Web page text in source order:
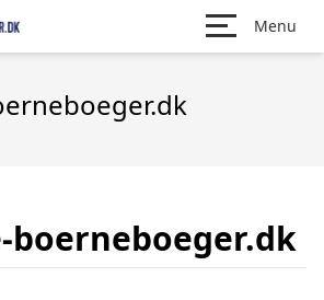
Menu
boerneboeger.dk